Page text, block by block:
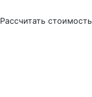
Рассчитать стоимость